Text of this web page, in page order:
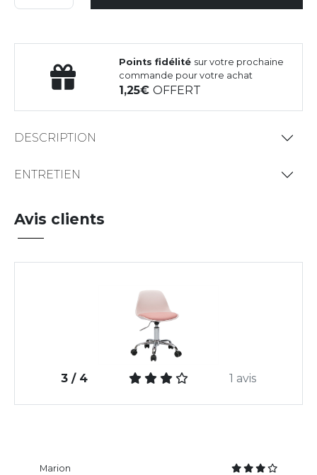
Points fidélité sur votre prochaine
commande pour votre achat
1,25OFFERT
DESCRIPTION
ENTRETIEN
Avis clients
3 / 4 1 avis
Marion